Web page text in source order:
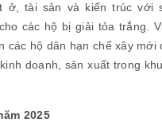
ở, tài sản và kiến trúc với
các hộ bị giải tỏa trắng.
các hộ dân hạn chế xây mới
doanh, sản xuất trong
2025